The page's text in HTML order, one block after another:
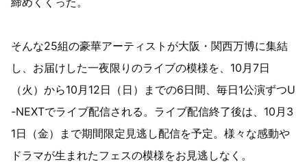
そんな25組の豪華アーティストが大阪・関西万博に集結
し、お届けした一夜限りのライブの模様を、10月7日
（火）から10月12日（日）までの6日間、毎日1公演ずつU
-NEXTでライブ配信される。ライブ配信終了後は、10月3
1日（金）まで期間限定見逃し配信を予定。様々な感動や
ドラマが生まれたフェスの模様をお見逃しなく。